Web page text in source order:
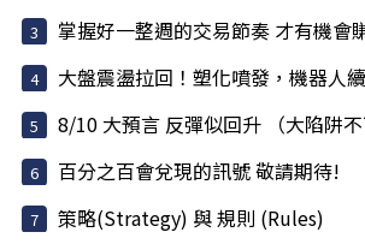
掌握好一整週的交易節奏 才有機會
大盤震盪拉回！塑化噴發，機器人
8/10 大預言 反彈似回升 （大陷阱不
百分之百會兌現的訊號 敬請期待!
策略(Strategy) 與 規則 (Rules)